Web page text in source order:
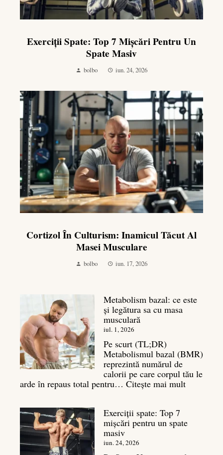
Exerciții Spate: Top 7 Mișcări Pentru Un
Spate Masiv
bolbo iun. 24, 2026
Cortizol În Culturism: Inamicul Tăcut Al
Masei Musculare
bolbo iun. 17, 2026
Metabolism bazal: ce este
și legătura sa cu masa
musculară
iul. 1, 2026
Pe scurt (TL;DR)
Metabolismul bazal (BMR)
reprezintă numărul de
calorii pe care corpul tău le
arde în repaus total pentru… Citește mai mult:
este
Exerciții spate: Top 7
mișcări pentru un spate
masiv
iun. 24, 2026